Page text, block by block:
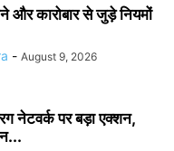
और कारोबार से जुड़े नियमों
- August 9, 2026
नेटवर्क पर बड़ा एक्शन,